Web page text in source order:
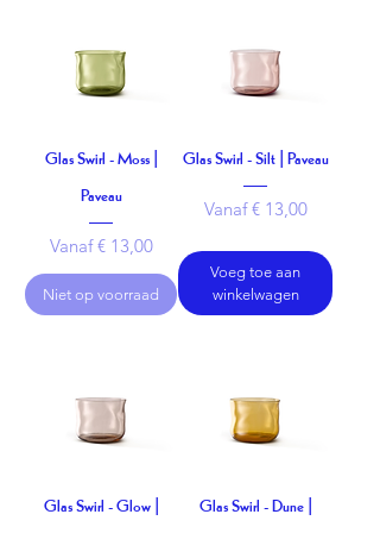
Glas Swirl - Moss |
Paveau
Vanaf€ 13,00
Verkoopprijs
Niet op voorraad
Glas Swirl - Silt | Paveau
Vanaf€ 13,00
Verkoopprijs
Voeg toe aan
winkelwagen
Glas Swirl - Glow |
Glas Swirl - Dune |